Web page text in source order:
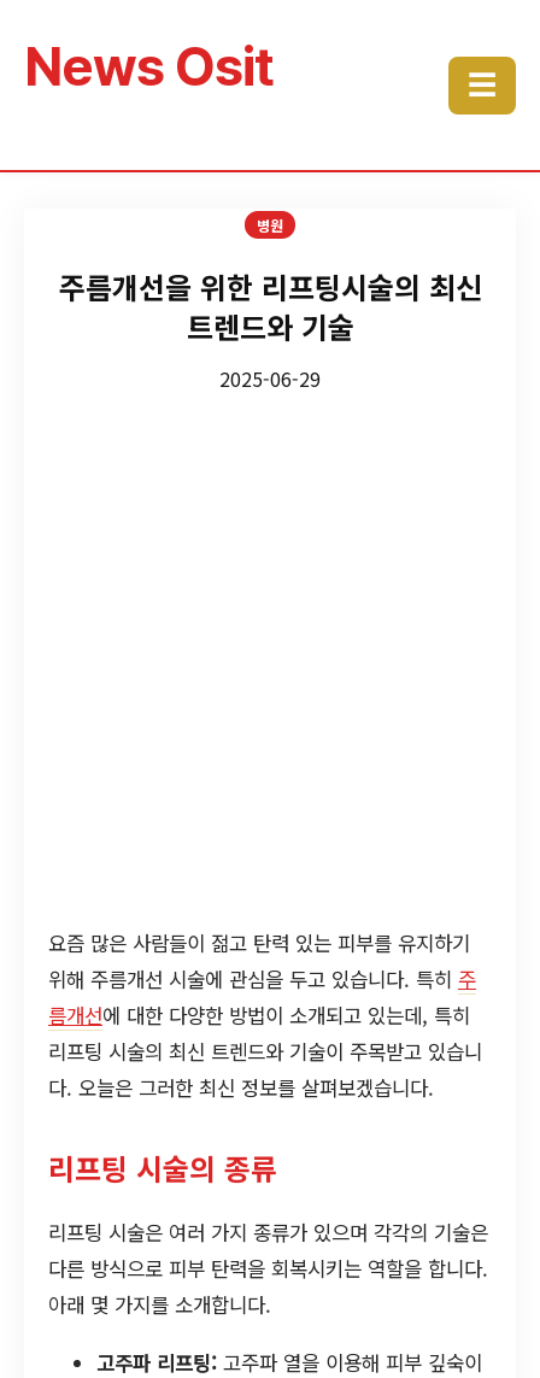
News Osit ☰
병원
주름개선을 위한 리프팅시술의 최신
트렌드와 기술
2025-06-29
요즘 많은 사람들이 젊고 탄력 있는 피부를 유지하기
위해 주름개선 시술에 관심을 두고 있습니다. 특히 주
름개선에 대한 다양한 방법이 소개되고 있는데, 특히
리프팅 시술의 최신 트렌드와 기술이 주목받고 있습니
다. 오늘은 그러한 최신 정보를 살펴보겠습니다.
리프팅 시술의 종류
리프팅 시술은 여러 가지 종류가 있으며 각각의 기술은
다른 방식으로 피부 탄력을 회복시키는 역할을 합니다.
아래 몇 가지를 소개합니다.
고주파 리프팅: 고주파 열을 이용해 피부 깊숙이